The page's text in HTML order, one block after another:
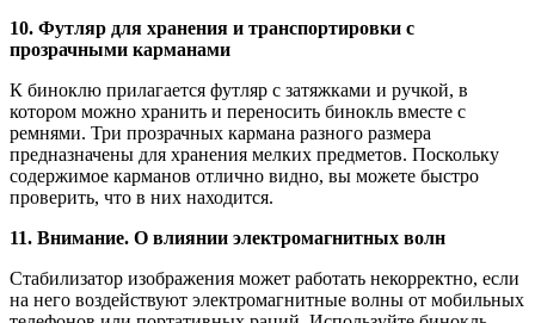
10. Футляр для хранения и транспортировки с
прозрачными карманами
К биноклю прилагается футляр с затяжками и ручкой, в
котором можно хранить и переносить бинокль вместе с
ремнями. Три прозрачных кармана разного размера
предназначены для хранения мелких предметов. Поскольку
содержимое карманов отлично видно, вы можете быстро
проверить, что в них находится.
11. Внимание. О влиянии электромагнитных волн
Стабилизатор изображения может работать некорректно, если
на него воздействуют электромагнитные волны от мобильных